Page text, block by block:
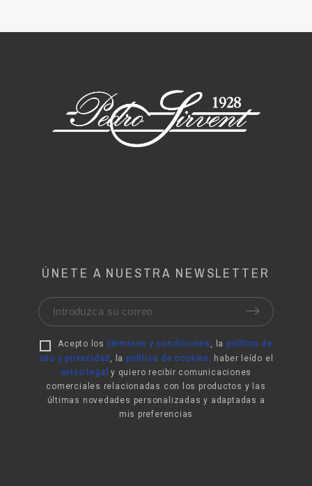
ÚNETE A NUESTRA NEWSLETTER
Acepto lostérminos y condiciones , la política de
uso y privacidad
la política de cookies, haber leído el
aviso legal y quiero recibir comunicaciones
comerciales relacionadas con los productos y las
últimas novedades personalizadas y adaptadas a
mis preferencias